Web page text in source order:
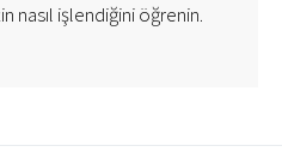
nasıl işlendiğini öğrenin.